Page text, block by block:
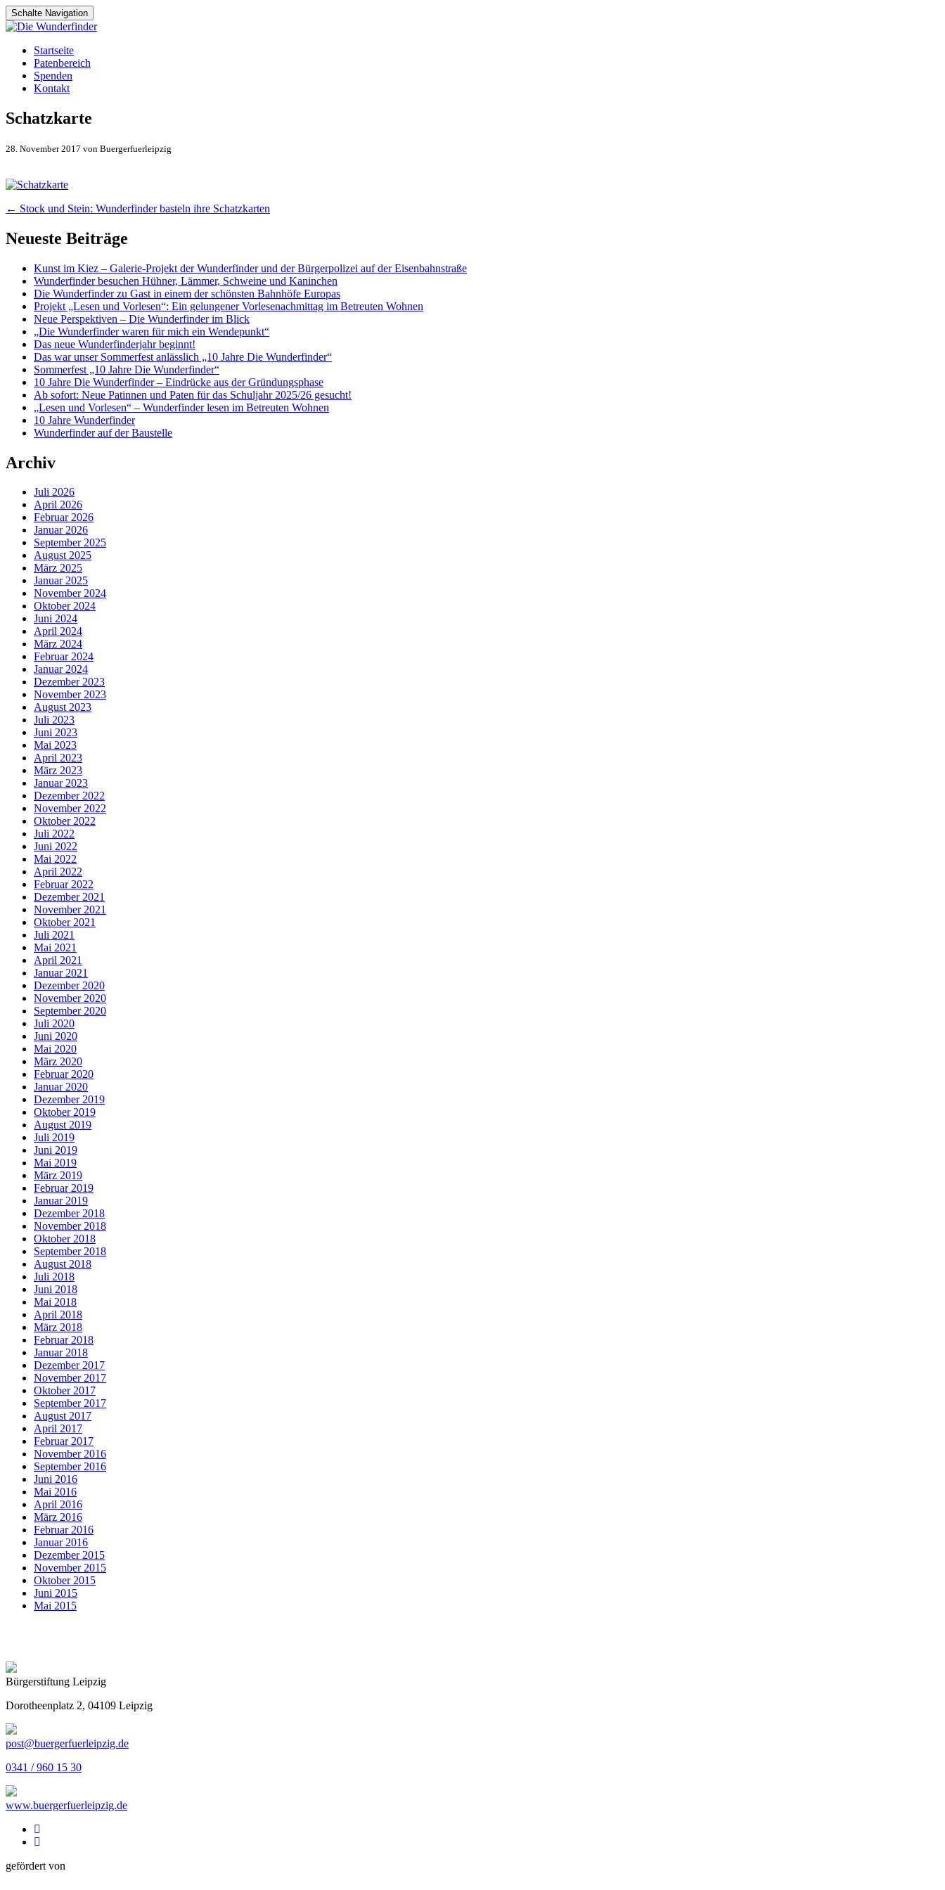
Schalte Navigation
Zum
Inhalt
springen
Startseite
Patenbereich
Spenden
Kontakt
Schatzkarte
28. November 2017 von Buergerfuerleipzig
Artikel-
Navigation
← Stock und Stein: Wunderfinder basteln ihre Schatzkarten
Neueste Beiträge
Kunst im Kiez – Galerie-Projekt der Wunderfinder und der Bürgerpolizei auf der Eisenbahnstraße
Wunderfinder besuchen Hühner, Lämmer, Schweine und Kaninchen
Die Wunderfinder zu Gast in einem der schönsten Bahnhöfe Europas
Projekt „Lesen und Vorlesen“: Ein gelungener Vorlesenachmittag im Betreuten Wohnen
Neue Perspektiven – Die Wunderfinder im Blick
„Die Wunderfinder waren für mich ein Wendepunkt“
Das neue Wunderfinderjahr beginnt!
Das war unser Sommerfest anlässlich „10 Jahre Die Wunderfinder“
Sommerfest „10 Jahre Die Wunderfinder“
10 Jahre Die Wunderfinder – Eindrücke aus der Gründungsphase
Ab sofort: Neue Patinnen und Paten für das Schuljahr 2025/26 gesucht!
„Lesen und Vorlesen“ – Wunderfinder lesen im Betreuten Wohnen
10 Jahre Wunderfinder
Wunderfinder auf der Baustelle
Archiv
Juli 2026
April 2026
Februar 2026
Januar 2026
September 2025
August 2025
März 2025
Januar 2025
November 2024
Oktober 2024
Juni 2024
April 2024
März 2024
Februar 2024
Januar 2024
Dezember 2023
November 2023
August 2023
Juli 2023
Juni 2023
Mai 2023
April 2023
März 2023
Januar 2023
Dezember 2022
November 2022
Oktober 2022
Juli 2022
Juni 2022
Mai 2022
April 2022
Februar 2022
Dezember 2021
November 2021
Oktober 2021
Juli 2021
Mai 2021
April 2021
Januar 2021
Dezember 2020
November 2020
September 2020
Juli 2020
Juni 2020
Mai 2020
März 2020
Februar 2020
Januar 2020
Dezember 2019
Oktober 2019
August 2019
Juli 2019
Juni 2019
Mai 2019
März 2019
Februar 2019
Januar 2019
Dezember 2018
November 2018
Oktober 2018
September 2018
August 2018
Juli 2018
Juni 2018
Mai 2018
April 2018
März 2018
Februar 2018
Januar 2018
Dezember 2017
November 2017
Oktober 2017
September 2017
August 2017
April 2017
Februar 2017
November 2016
September 2016
Juni 2016
Mai 2016
April 2016
März 2016
Februar 2016
Januar 2016
Dezember 2015
November 2015
Oktober 2015
Juni 2015
Mai 2015
Bürgerstiftung Leipzig
Dorotheenplatz 2, 04109 Leipzig
post@buergerfuerleipzig.de
0341 / 960 15 30
www.buergerfuerleipzig.de
gefördert von